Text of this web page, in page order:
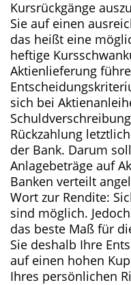
Kursrückgänge
Sie auf einen
das heißt eine
heftige
Aktienlieferung
sich bei
Rückzahlung
der Bank. Darum
Anlagebeträge auf
Banken verteilt
Wort zur Rendite:
sind möglich.
das beste Maß für
Sie deshalb Ihre
auf einen hohen
Ihres persönlichen